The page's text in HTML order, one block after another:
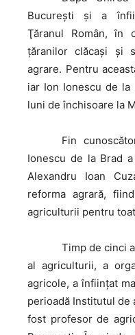
Bucureşti şi a
Ţăranul Român, în
ţăranilor clăcaşi şi
agrare. Pentru
iar Ion Ionescu de la
luni de închisoare la
Fin
Ionescu de la Brad
Alexandru Ioan
reforma agrară,
agriculturii pentru
Timp de cinci
al agriculturii, a
agricole, a înfiinţat
perioadă Institutul de
fost profesor de